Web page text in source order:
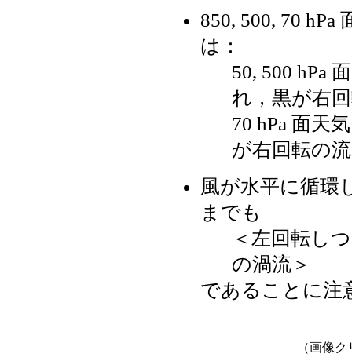
850, 500, 70
は：
50, 500 hPa
れ，黒が右
70 hPa 面天
が右回転の
風が水平に循環
までも
＜左回転し
の渦流＞
であることに注
（画像